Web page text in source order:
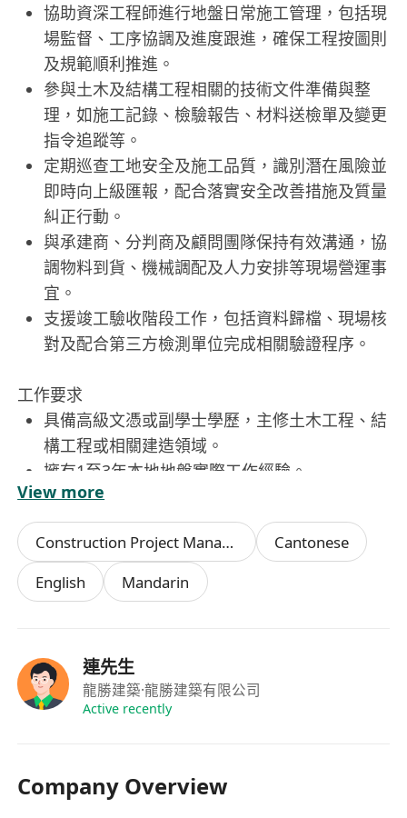
協助資深工程師進行地盤日常施工管理，包括現
場監督、工序協調及進度跟進，確保工程按圖則
及規範順利推進。
參與土木及結構工程相關的技術文件準備與整
理，如施工記錄、檢驗報告、材料送檢單及變更
指令追蹤等。
定期巡查工地安全及施工品質，識別潛在風險並
即時向上級匯報，配合落實安全改善措施及質量
糾正行動。
與承建商、分判商及顧問團隊保持有效溝通，協
調物料到貨、機械調配及人力安排等現場營運事
宜。
支援竣工驗收階段工作，包括資料歸檔、現場核
對及配合第三方檢測單位完成相關驗證程序。
工作要求
具備高級文憑或副學士學歷，主修土木工程、結
構工程或相關建造領域。
擁有1至3年本地地盤實際工作經驗。
能流利使用廣東話進行現場溝通，具備基本英文
讀寫能力以處理技術文件。
須為香港永久性居民，具備合法於本地全職工作
的資格，能適應週一至週六外勤工作模式及戶外
環境作業。
高效執行現場支援工作。
View more
Construction Project Management
Cantonese
English
Mandarin
連先生
龍勝建築·龍勝建築有限公司
Active recently
Company Overview